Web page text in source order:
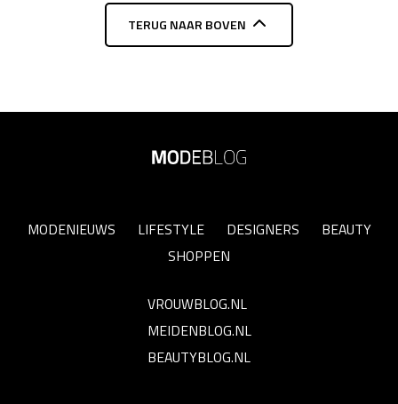
TERUG NAAR BOVEN
MODENIEUWS LIFESTYLE DESIGNERS
BEAUTY
SHOPPEN
VROUWBLOG.NL
MEIDENBLOG.NL
BEAUTYBLOG.NL